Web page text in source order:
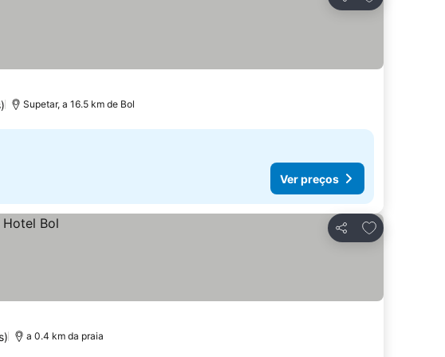
Partilhar
Supetar, a 16.5 km de Bol
Ver preços
Partilhar
Adicionar aos
a 0.4 km da praia